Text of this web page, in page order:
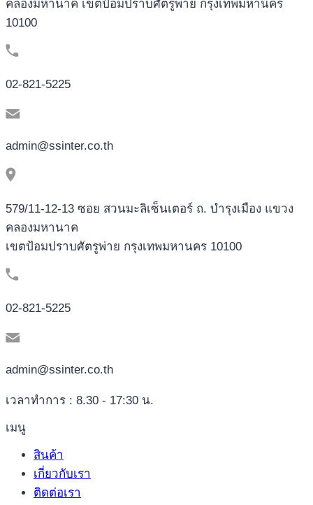
คลองมหานาค เขตป้อมปราบศัตรูพ่าย กรุงเทพมหานคร
10100
02-821-5225
admin@ssinter.co.th
579/11-12-13 ซอย สวนมะลิเซ็นเตอร์ ถ. บำรุงเมือง แขวง
คลองมหานาค
เขตป้อมปราบศัตรูพ่าย กรุงเทพมหานคร 10100
02-821-5225
admin@ssinter.co.th
เวลาทำการ : 8.30 - 17:30 น.
เมนู
สินค้า
เกี่ยวกับเรา
ติดต่อเรา